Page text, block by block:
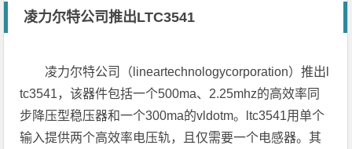
凌力尔特公司推出LTC3541
凌力尔特公司（lineartechnologycorporation）推出l
tc3541，该器件包括一个500ma、2.25mhz的高效率同
步降压型稳压器和一个300ma的vldotm。ltc3541用单个
输入提供两个高效率电压轨，且仅需要一个电感器。其